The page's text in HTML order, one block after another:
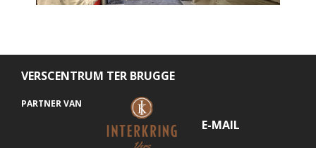
VERSCENTRUM TER BRUGGE
PARTNER VAN
E-MAIL